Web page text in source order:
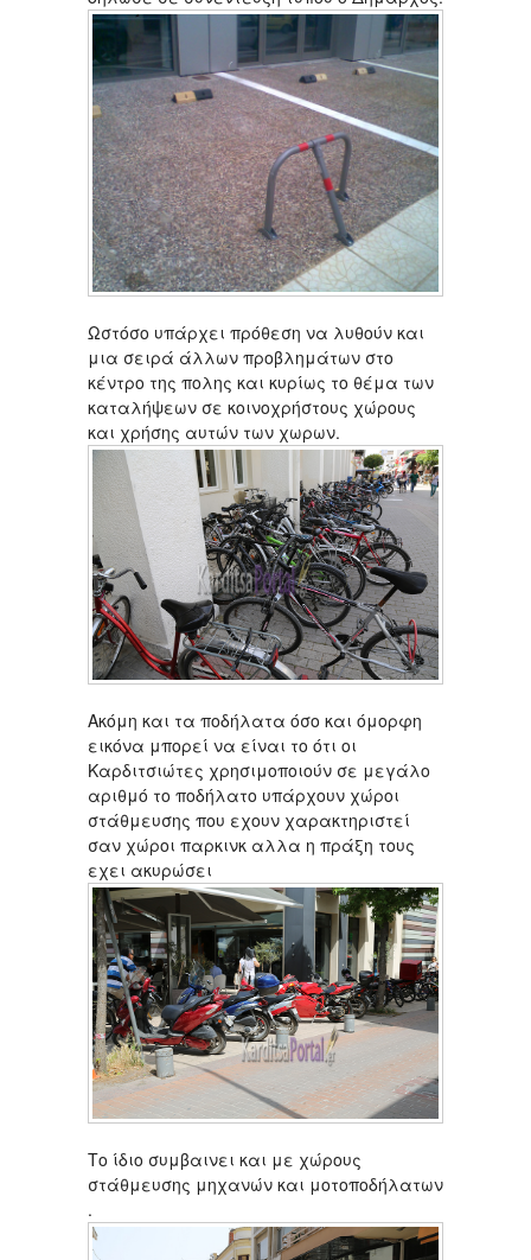
Ωστόσο υπάρχει πρόθεση να λυθούν και
μια σειρά άλλων προβλημάτων στο
κέντρο της πολης και κυρίως το θέμα των
καταλήψεων σε κοινοχρήστους χώρους
και χρήσης αυτών των χωρων.
Ακόμη και τα ποδήλατα όσο και όμορφη
εικόνα μπορεί να είναι το ότι οι
Καρδιτσιώτες χρησιμοποιούν σε μεγάλο
αριθμό το ποδήλατο υπάρχουν χώροι
στάθμευσης που εχουν χαρακτηριστεί
σαν χώροι παρκινκ αλλα η πράξη τους
εχει ακυρώσει
Το ίδιο συμβαινει και με χώρους
στάθμευσης μηχανών και μοτοποδήλατων
.